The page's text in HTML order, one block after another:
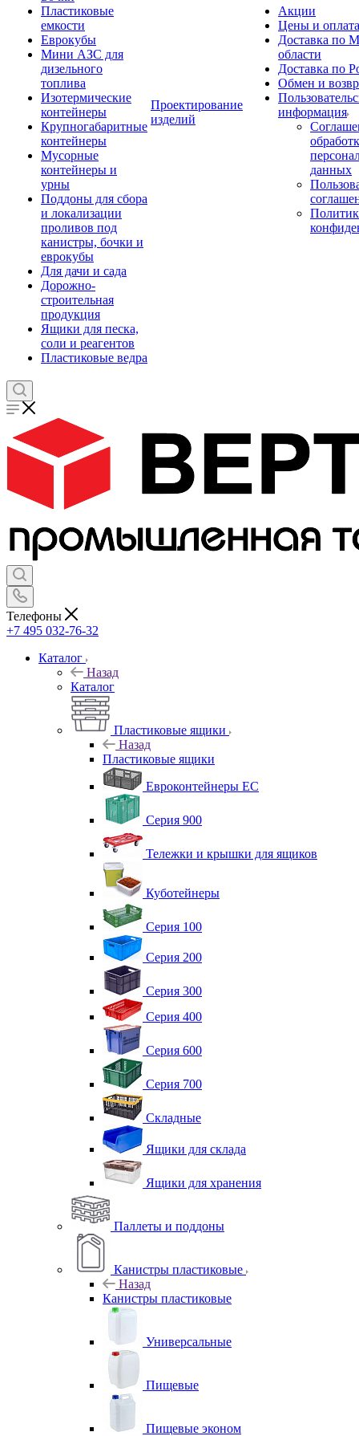
Пластиковые
емкости
Еврокубы
Мини АЗС для
дизельного
топлива
Изотермические
контейнеры
Крупногабаритные
контейнеры
Мусорные
контейнеры и
урны
Поддоны для сбора
и локализации
проливов под
канистры, бочки и
еврокубы
Для дачи и сада
Дорожно-
строительная
продукция
Ящики для песка,
соли и реагентов
Пластиковые ведра
Проектирование
изделий
Акции
Цены и оплата
Доставка по
области
Доставка по
Обмен и
информация
данных
Телефоны
+7 495 032-76-32
Каталог
Назад
Каталог
Пластиковые ящики
Назад
Пластиковые ящики
Евроконтейнеры ЕС
Серия 900
Тележки и крышки для ящиков
Куботейнеры
Серия 100
Серия 200
Серия 300
Серия 400
Серия 600
Серия 700
Складные
Ящики для склада
Ящики для хранения
Паллеты и поддоны
Канистры пластиковые
Назад
Канистры пластиковые
Универсальные
Пищевые
Пищевые эконом